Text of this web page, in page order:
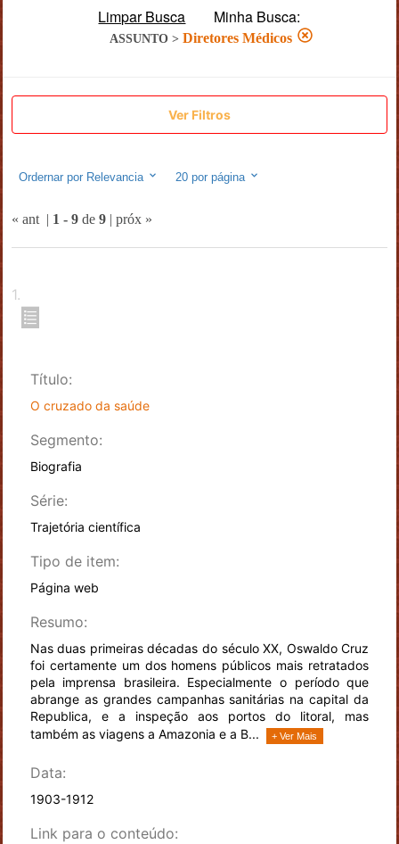
Limpar Busca Minha Busca:
ASSUNTO> Diretores Médicos
Ver Filtros
Ordernar por Relevancia 20por página
« ant | 1 - 9de 9| próx »
1.
Título:
O cruzado da saúde
Segmento:
Biografia
Série:
Trajetória científica
Tipo de item:
Página web
Resumo:
Nas duas primeiras décadas do século XX, Oswaldo Cruz
foi certamente um dos homens públicos mais retratados
pela imprensa brasileira. Especialmente o período que
abrange as grandes campanhas sanitárias na capital da
Republica, e a inspeção aos portos do litoral, mas
também as viagens a Amazonia e a B...
+ Ver Mais
Data:
1903-1912
Link para o conteúdo: